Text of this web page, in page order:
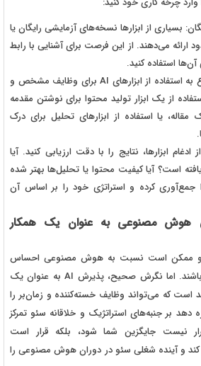
بسیاری از ابزارها نسخه‌های آزمایشی رایگان یا
ارائه می‌دهند. از این فرصت برای آشنایی با رابط
استفاده کنید.
ادغام تدریجی: شروع به استفاده از ابزارهای AI برای وظایف مشخص و
از یک ابزار تولید محتوا برای نوشتن مقدمه
یا استفاده از ابزارهای تحلیل برای درک
ابزارها، نتایج را با دقت ارزیابی کنید. آیا
است؟ آیا کیفیت محتوا یا تحلیل‌ها بهتر شده
جمع‌آوری کرده و استراتژی خود را بر اساس آن
هوش مصنوعی به عنوان یک همکار
ممکن است نسبت به هوش مصنوعی احساس
نگرانی یا مقاومت داشته باشند. اما نگرش صحیح، پذیرش AI به عنوان یک
است که می‌تواند وظایف خسته‌کننده و زمان‌بر را
دهد بر جنبه‌های استراتژیک و خلاقانه سئو تمرکز
نیست جایگزین شما شود، بلکه قرار است
کند و آینده شغلی سئو در دوران هوش مصنوعی را